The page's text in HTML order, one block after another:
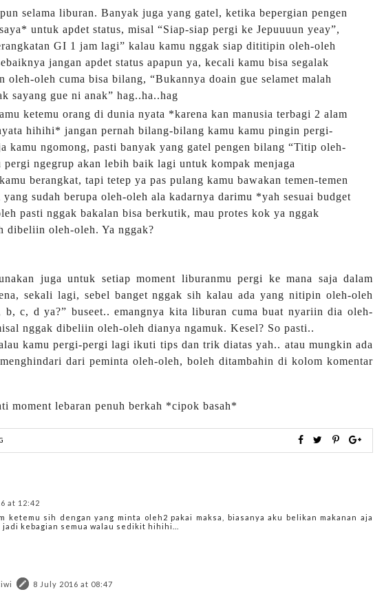
selama liburan. Banyak juga yang gatel, ketika bepergian pengen
untuk apdet status, misal “Siap-siap pergi ke Jepuuuun yeay”,
GI 1 jam lagi” kalau kamu nggak siap dititipin oleh-oleh
jangan apdet status apapun ya, kecali kamu bisa segalak
oleh-oleh cuma bisa bilang, “Bukannya doain gue selamet malah
sayang gue ni anak” hag..ha..hag
ketemu orang di dunia nyata *karena kan manusia terbagi 2 alam
hihihi* jangan pernah bilang-bilang kamu kamu pingin pergi-
kamu ngomong, pasti banyak yang gatel pengen bilang “Titip oleh-
pergi ngegrup akan lebih baik lagi untuk kompak menjaga
berangkat, tapi tetep ya pas pulang kamu bawakan temen-temen
sudah berupa oleh-oleh ala kadarnya darimu *yah sesuai budget
pasti nggak bakalan bisa berkutik, mau protes kok ya nggak
dibeliin oleh-oleh. Ya nggak?
juga untuk setiap moment liburanmu pergi ke mana saja dalam
sekali lagi, sebel banget nggak sih kalau ada yang nitipin oleh-oleh
c, d ya?” buseet.. emangnya kita liburan cuma buat nyariin dia oleh-
nggak dibeliin oleh-oleh dianya ngamuk. Kesel? So pasti..
kamu pergi-pergi lagi ikuti tips dan trik diatas yah.. atau mungkin ada
dari peminta oleh-oleh, boleh ditambahin di kolom komentar
moment lebaran penuh berkah *cipok basah*
at 12:42
ketemu sih dengan yang minta oleh2 pakai maksa, biasanya aku belikan makanan aja
kebagian semua walau sedikit hihihi...
8 July 2016 at 08:47